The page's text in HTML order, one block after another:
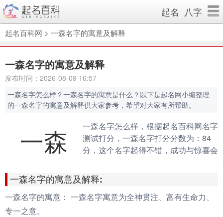
起名 八字
起名百科网 > 一森名字的寓意及解释
一森名字的寓意及解释
发布时间：2026-08-09 16:57
一森名字怎么样？一森名字的寓意是什么？以下是起名网小编整理
的一森名字的寓意及解释供大家参考，希望对大家有所帮助。
一森
一森名字怎么样，根据起名百科网名字
测试打分，一森名字打分分数为：84
分，这个名字起得不错，成功与惊喜会
上为很棒的名字，80-90分为很好的名
字，70分以下为不好的名字）
一森名字的寓意及解释:
一森名字的寓意： 一森名字寓意为全神贯注、富有生命力、
专一之意。